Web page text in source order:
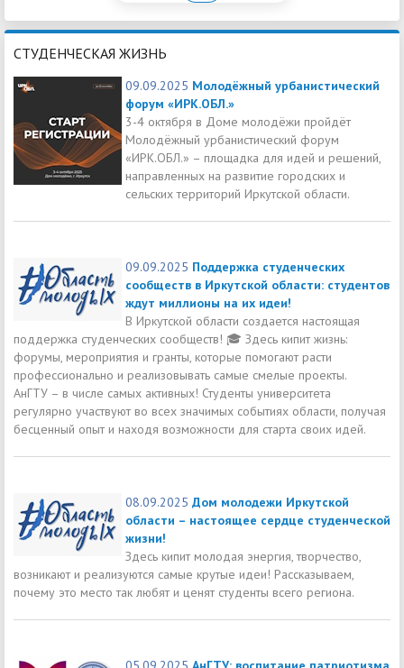
СТУДЕНЧЕСКАЯ ЖИЗНЬ
09.09.2025 Молодёжный урбанистический
форум «ИРК.ОБЛ.»
3-4 октября в Доме молодёжи пройдёт
Молодёжный урбанистический форум
«ИРК.ОБЛ.» – площадка для идей и решений,
направленных на развитие городских и
сельских территорий Иркутской области.
09.09.2025 Поддержка студенческих
сообществ в Иркутской области: студентов
ждут миллионы на их идеи!
В Иркутской области создается настоящая
поддержка студенческих сообществ! 🎓 Здесь кипит жизнь:
форумы, мероприятия и гранты, которые помогают расти
профессионально и реализовывать самые смелые проекты.
АнГТУ – в числе самых активных! Студенты университета
регулярно участвуют во всех значимых событиях области, получая
бесценный опыт и находя возможности для старта своих идей.
08.09.2025 Дом молодежи Иркутской
области – настоящее сердце студенческой
жизни!
Здесь кипит молодая энергия, творчество,
возникают и реализуются самые крутые идеи! Рассказываем,
почему это место так любят и ценят студенты всего региона.